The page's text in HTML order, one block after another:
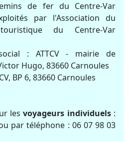
de fer du Centre-Var
par l'Association du
du Centre-Var
: ATTCV - mairie de
Hugo, 83660 Carnoules
BP 6, 83660 Carnoules
lesvoyageurs individuels:
par téléphone : 06 07 98 03